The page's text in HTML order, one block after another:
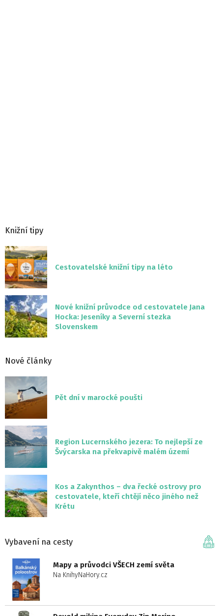
Knižní tipy
Cestovatelské knižní tipy na léto
Nové knižní průvodce od cestovatele Jana
Hocka: Jeseníky a Severní stezka
Slovenskem
Nové články
Pět dní v marocké poušti
Region Lucernského jezera: To nejlepší ze
Švýcarska na překvapivě malém území
Kos a Zakynthos – dva řecké ostrovy pro
cestovatele, kteří chtějí něco jiného než
Krétu
Vybavení na cesty
Mapy a průvodci VŠECH zemí světa
Na KnihyNaHory.cz